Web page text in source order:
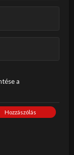
a
Hozzászólás